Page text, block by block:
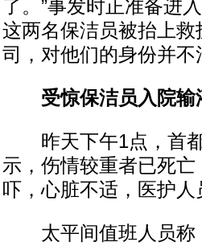
了。”事发时正准备进
这两名保洁员被抬上
司，对他们的身份并不
受惊保洁员入院输
昨天下午1点，首都
示，伤情较重者已死
吓，心脏不适，医护
太平间值班人员称